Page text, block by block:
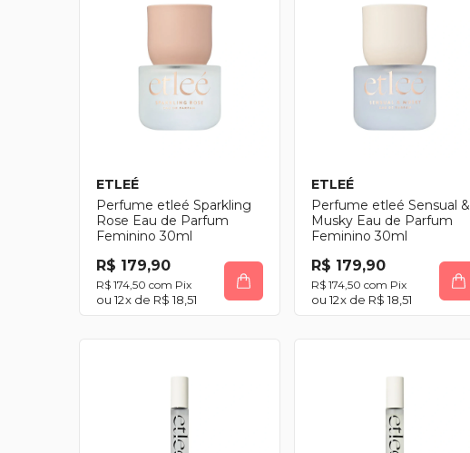
ETLEÉ
Perfume etleé Sparkling
Rose Eau de Parfum
Feminino 30ml
R$ 179,90
R$ 174,50 com Pix
12x de R$ 18,51
ETLEÉ
Perfume etleé Sensual &
Musky Eau de Parfum
Feminino 30ml
R$ 179,90
R$ 174,50 com Pix
12x de R$ 18,51